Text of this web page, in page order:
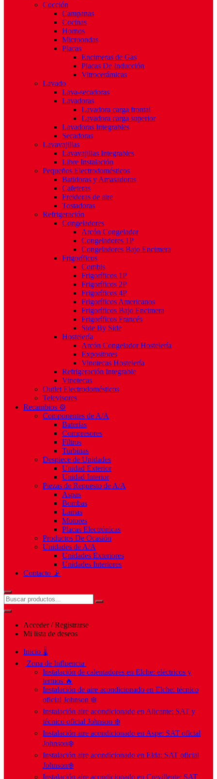
Cocción
Campanas
Cocinas
Hornos
Microondas
Placas
Encimeras de Gas
Placas De Inducción
Vitrocerámicas
Lavado
Lava-secadoras
Lavadoras
Lavadora carga frontal
Lavadora carga superior
Lavadoras Integrables
Secadoras
Lavavajillas
Lavavajillas Integrables
Libre Instalación
Pequeños Electrodomésticos
Batidoras y Amasadoras
Cafeteras
Freidoras de aire
Tostadoras
Refrigeración
Congeladores
Arcón Congelador
Congeladores 1P
Congeladores Bajo Encimera
Frigoríficos
Combis
Frigoríficos 1P
Frigoríficos 2P
Frigoríficos 4P
Frigoríficos Americanos
Frigoríficos Bajo Encimera
Frigoríficos Francés
Side By Side
Hostelería
Arcón Congelador Hostelería
Expositores
Vinotecas Hostelería
Refrigeración Integrable
Vinotecas
Outlet Electrodomésticos
Televisores
Recambios ⚙️
Componentes de A/A
Baterías
Compresores
Filtros
Turbinas
Despiece de Unidades
Unidad Exterior
Unidad Interior
Piezas de Repuesto de A/A
Aspas
Bombas
Lamas
Motores
Placas Electrónicas
Productos De Ocasión
Unidades de A/A
Unidades Exteriores
Unidades Interiores
Contacto 📡
Acceder / Registrarse
Mi lista de deseos
Inicio 🌡️
| Zona de Influencia |
Instalación de calentadores en Elche: eléctricos y
termos 🔥
Instalación de aire acondicionado en Elche: técnico
oficial Johnson ❄️
Instalación aire acondicionado en Alicante: SAT y
técnico oficial Johnson ❄️
Instalación aire acondicionado en Aspe: SAT oficial
Johnson❄️
Instalación aire acondicionado en Elda: SAT oficial
Johnson❄️
Instalación aire acondicionado en Crevillente: SAT